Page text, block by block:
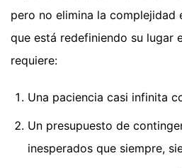
pero no elimina la complejidad
que está redefiniendo su lugar
requiere:
Una paciencia casi infinita
Un presupuesto de
inesperados que siempre,